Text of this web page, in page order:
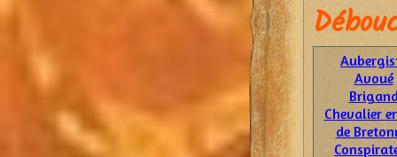
Avoué
Chevalier
de